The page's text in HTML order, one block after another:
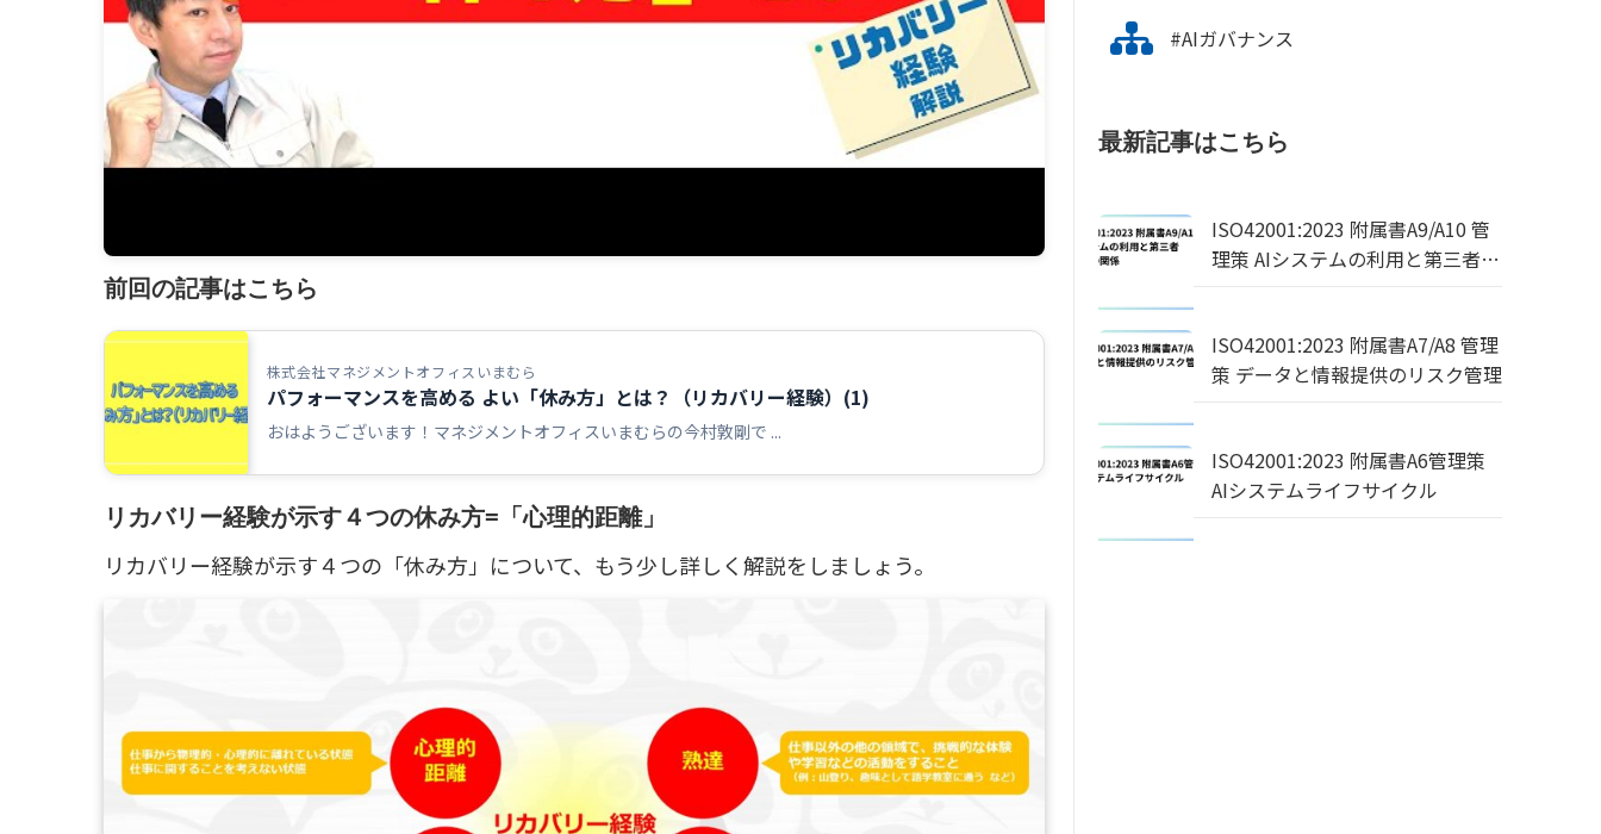
前回の記事はこちら
株式会社マネジメントオフィスいまむら
パフォーマンスを高める よい「休み方」とは？（リカバリー経験）(1)
おはようございます！マネジメントオフィスいまむらの今村敦剛で ...
リカバリー経験が示す４つの休み方=「心理的距離」
リカバリー経験が示す４つの「休み方」について、もう少し詳しく解説をしましょう。
#AIガバナンス
最新記事はこちら
ISO42001:2023 附属書A9/A10 管
理策 AIシステムの利用と第三者・
ISO42001:2023 附属書A7/A8 管理
策 データと情報提供のリスク管理
ISO42001:2023 附属書A6管理策
AIシステムライフサイクル